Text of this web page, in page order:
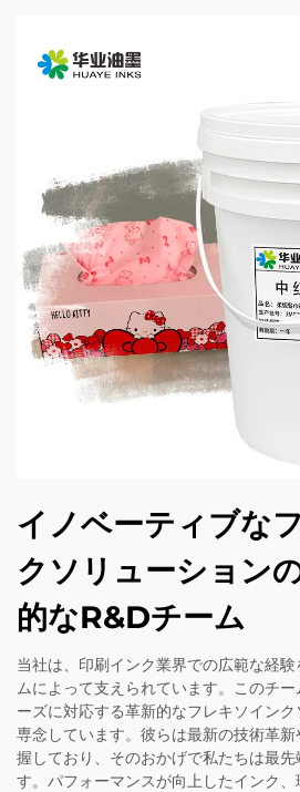
イノベーティブな
クソリューション
的なR&Dチーム
当社は、印刷インク業界での広範な経
ムによって支えられています。このチ
ーズに対応する革新的なフレキソイン
専念しています。彼らは最新の技術革
握しており、そのおかげで私たちは最
す。パフォーマンスが向上したインク